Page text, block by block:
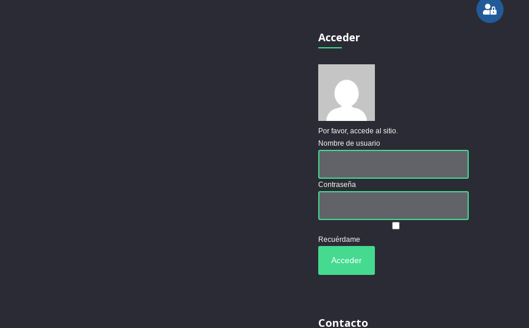
Acceder
Por favor, accede al sitio.
Nombre de usuario
Contraseña
Recuérdame
Contacto